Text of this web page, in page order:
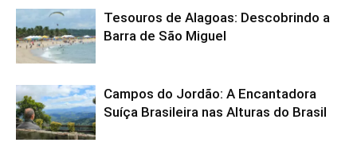
Tesouros de Alagoas: Descobrindo a
Barra de São Miguel
Campos do Jordão: A Encantadora
Suíça Brasileira nas Alturas do Brasil